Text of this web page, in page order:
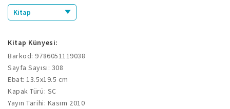
Kitap
Kitap Künyesi:
Barkod: 9786051119038
Sayfa Sayısı: 308
Ebat: 13.5x19.5 cm
Kapak Türü: SC
Yayın Tarihi: Kasım 2010